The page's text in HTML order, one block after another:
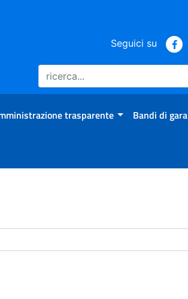
Seguici su
trasparente Bandi di gara